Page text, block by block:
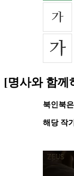
[명사와 함께
북인북
해당 작